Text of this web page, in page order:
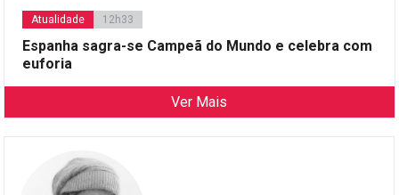
Atualidade 12h33
Espanha sagra-se Campeã do Mundo e celebra com
euforia
Ver Mais